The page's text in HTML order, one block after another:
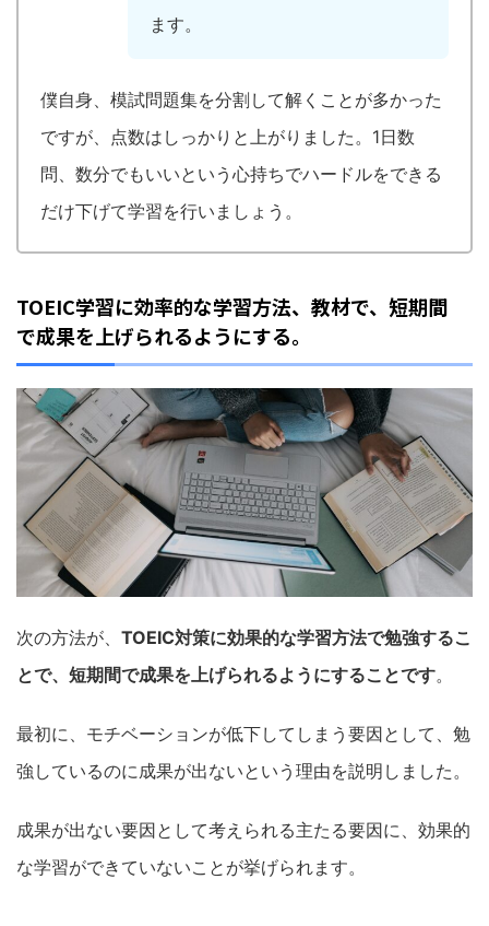
ます。
僕自身、模試問題集を分割して解くことが多かった
ですが、点数はしっかりと上がりました。 1日数
問、数分でもいいという心持ちでハードルをできる
だけ下げて学習を行いましょう。
TOEIC学習に効率的な学習方法、教材で、短期間
で成果を上げられるようにする。
次の方法が、 TOEIC対策に効果的な学習方法で勉強するこ
とで、短期間で成果を上げられるようにすることです。
最初に、モチベーションが低下してしまう要因として、勉
強しているのに成果が出ないという理由を説明しました。
成果が出ない要因として考えられる主たる要因に、効果的
な学習ができていないことが挙げられます。